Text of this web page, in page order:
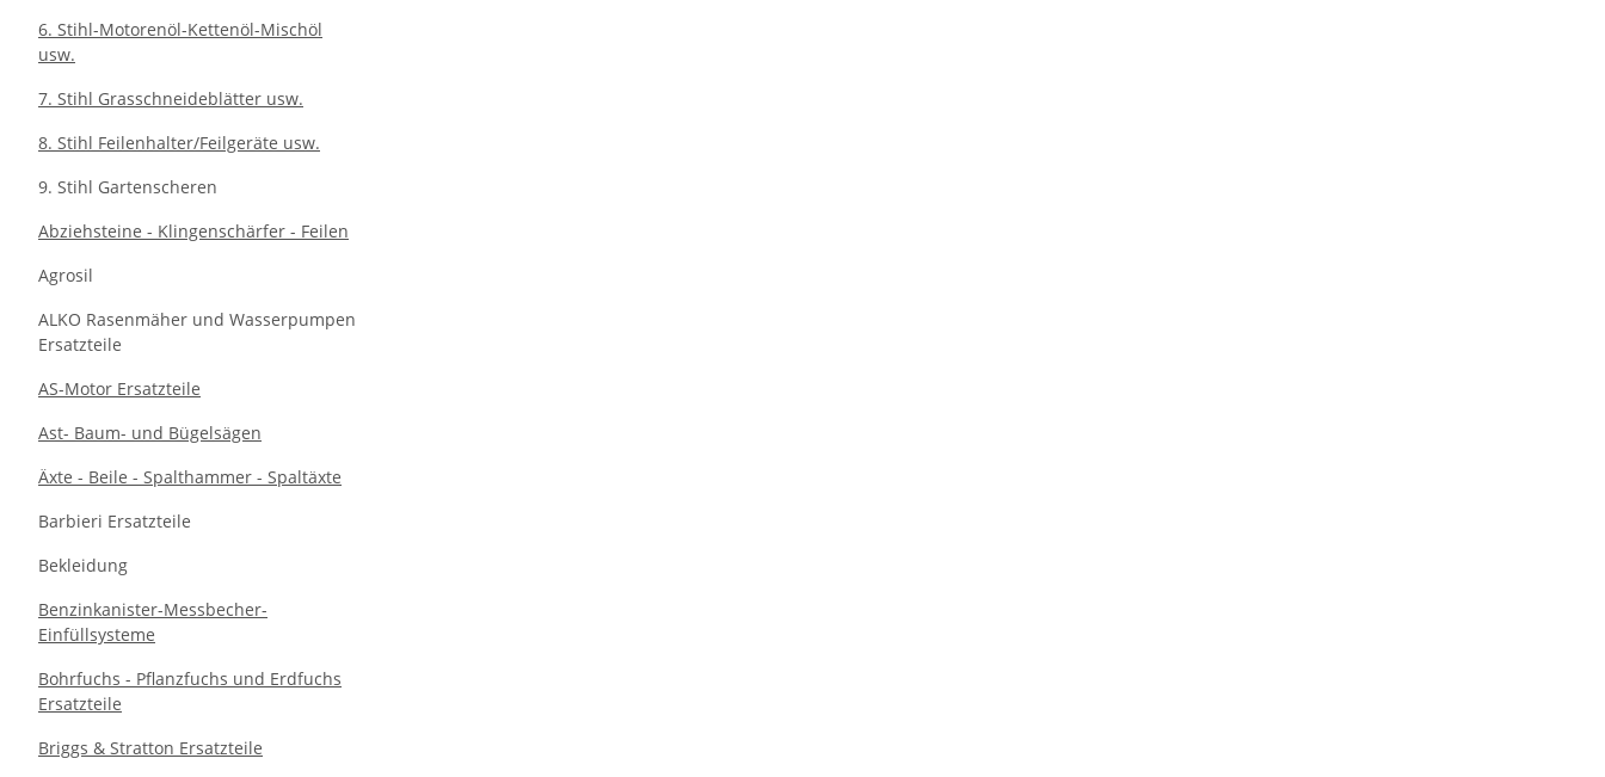
6. Stihl-Motorenöl-Kettenöl-Mischöl
usw.
7. Stihl Grasschneideblätter usw.
8. Stihl Feilenhalter/Feilgeräte usw.
9. Stihl Gartenscheren
Abziehsteine - Klingenschärfer - Feilen
Agrosil
ALKO Rasenmäher und Wasserpumpen
Ersatzteile
AS-Motor Ersatzteile
Ast- Baum- und Bügelsägen
Äxte - Beile - Spalthammer - Spaltäxte
Barbieri Ersatzteile
Bekleidung
Benzinkanister-Messbecher-
Einfüllsysteme
Bohrfuchs - Pflanzfuchs und Erdfuchs
Ersatzteile
Briggs & Stratton Ersatzteile